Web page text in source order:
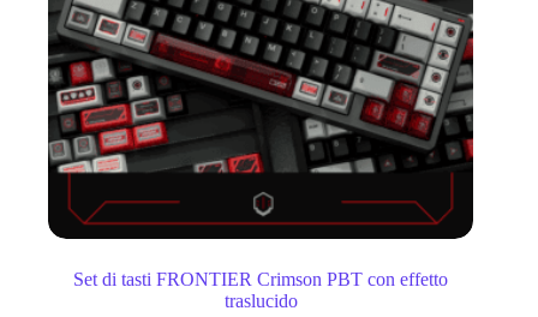
Set di tasti FRONTIER Crimson PBT con effetto
traslucido